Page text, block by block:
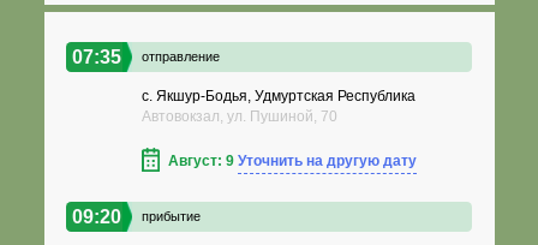
07:35 отправление
с. Якшур-Бодья, Удмуртская Республика
Автовокзал, ул. Пушиной, 70
Август: 9 Уточнить на другую дату
09:20 прибытие